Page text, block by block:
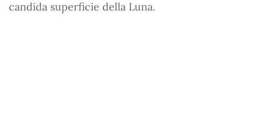
candida superficie della Luna.